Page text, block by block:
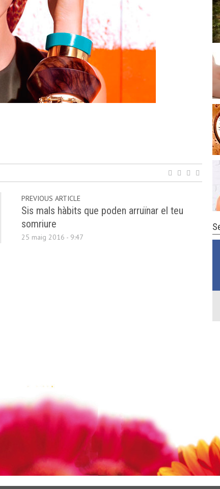
PREVIOUS ARTICLE
Sis mals hàbits que poden arruïnar el teu
somriure
25 maig 2016 - 9:47